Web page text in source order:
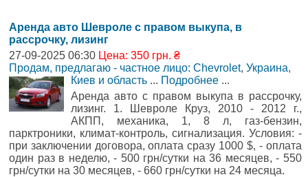
Аренда авто Шевроле с правом выкупа, в
рассрочку, лизинг
27-09-2025 06:30 Цена: 350 грн. ₴
Продам, предлагаю - частное лицо: Chevrolet, Украина,
Киев и область ... Подробнее ...
Аренда авто с правом выкупа в рассрочку,
лизинг. 1. Шевроле Круз, 2010 - 2012 г.,
АКПП, механика, 1, 8 л, газ-бензин,
парктроники, климат-контроль, сигнализация. Условия: -
при заключении договора, оплата сразу 1000 $, - оплата
один раз в неделю, - 500 грн/сутки на 36 месяцев, - 550
грн/сутки на 30 месяцев, - 660 грн/сутки на 24 месяца.